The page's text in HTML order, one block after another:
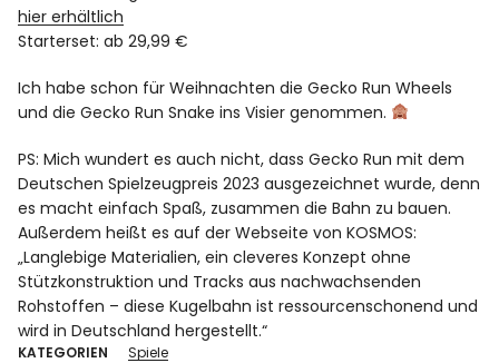
hier erhältlich
Starterset: ab 29,99 €
Ich habe schon für Weihnachten die Gecko Run Wheels
und die Gecko Run Snake ins Visier genommen.
PS: Mich wundert es auch nicht, dass Gecko Run mit dem
Deutschen Spielzeugpreis 2023 ausgezeichnet wurde, denn
es macht einfach Spaß, zusammen die Bahn zu bauen.
Außerdem heißt es auf der Webseite von KOSMOS:
„Langlebige Materialien, ein cleveres Konzept ohne
Stützkonstruktion und Tracks aus nachwachsenden
Rohstoffen – diese Kugelbahn ist ressourcenschonend und
wird in Deutschland hergestellt.“
KATEGORIEN Spiele